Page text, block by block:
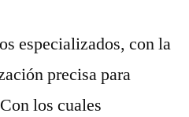
especializados, con la
precisa para
los cuales